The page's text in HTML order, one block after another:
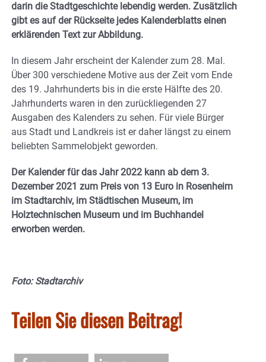
darin die Stadtgeschichte lebendig werden. Zusätzlich
gibt es auf der Rückseite jedes Kalenderblatts einen
erklärenden Text zur Abbildung.
In diesem Jahr erscheint der Kalender zum 28. Mal.
Über 300 verschiedene Motive aus der Zeit vom Ende
des 19. Jahrhunderts bis in die erste Hälfte des 20.
Jahrhunderts waren in den zurückliegenden 27
Ausgaben des Kalenders zu sehen. Für viele Bürger
aus Stadt und Landkreis ist er daher längst zu einem
beliebten Sammelobjekt geworden.
Der Kalender für das Jahr 2022 kann ab dem 3.
Dezember 2021 zum Preis von 13 Euro in Rosenheim
im Stadtarchiv, im Städtischen Museum, im
Holztechnischen Museum und im Buchhandel
erworben werden.
Foto: Stadtarchiv
Teilen Sie diesen Beitrag!